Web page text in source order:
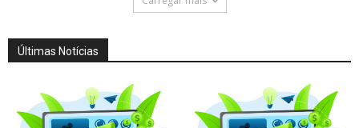
Últimas Notícias